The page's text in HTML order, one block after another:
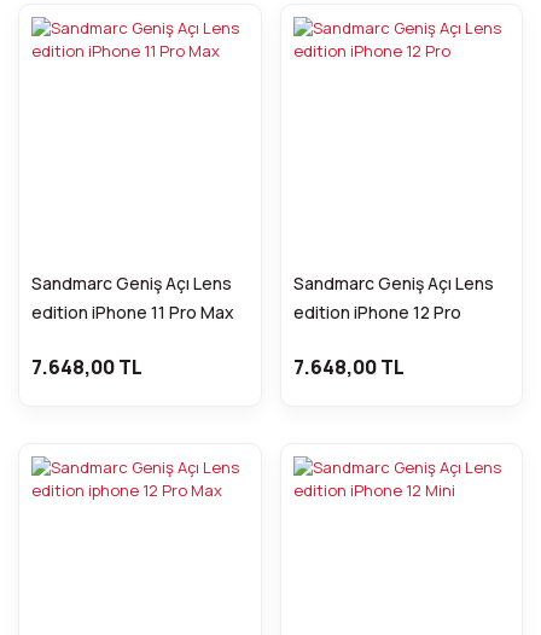
Sandmarc Geniş Açı Lens
edition iPhone 11 Pro Max
7.648,00 TL
Sandmarc Geniş Açı Lens
edition iPhone 12 Pro
7.648,00 TL